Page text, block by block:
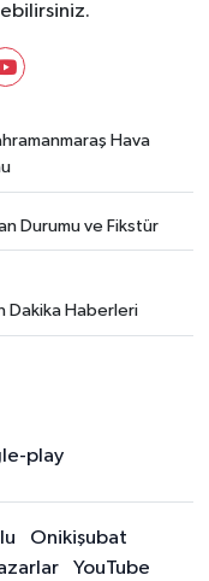
Hava
Durumu ve Fikstür
Dakika Haberleri
Onikişubat
YouTube